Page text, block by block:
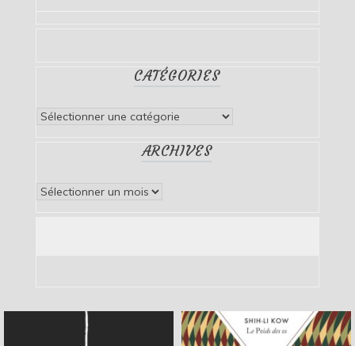
CATÉGORIES
Catégories
ARCHIVES
Archives